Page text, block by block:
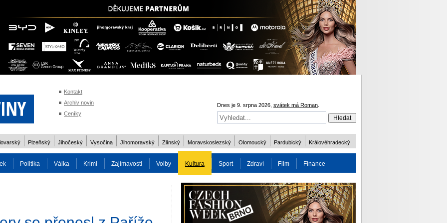
Kontakt
Archiv novin
Ceníky
Dnes je 9. srpna 2026, svátek má Roman
Plzeňský Jihočeský Vysočina Jihomoravský Zlínský Moravskoslezský Olomoucký Pardubický Královéhradecký
Politika Válka Krimi Zajímavosti Volby Kultura Sport Zdraví Film Finance
Charita Osobnost Více ODM 2016